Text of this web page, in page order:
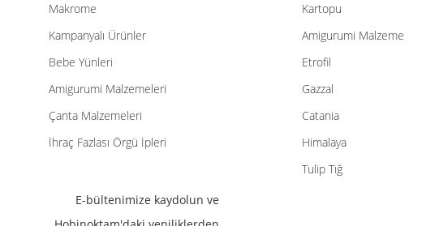
Makrome
Kampanyalı Ürünler
Bebe Yünleri
Amigurumi Malzemeleri
Çanta Malzemeleri
İhraç Fazlası Örgü İpleri
Kartopu
Amigurumi Malzeme
Etrofil
Gazzal
Catania
Himalaya
Tulip Tığ
E-bültenimize kaydolun ve